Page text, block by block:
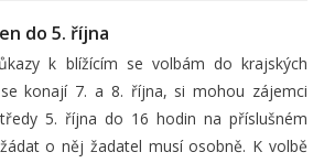
do 5. října
k blížícím se volbám do krajských
konají 7. a 8. října, si mohou zájemci
5. října do 16 hodin na příslušném
o něj žadatel musí osobně. K volbě